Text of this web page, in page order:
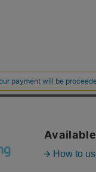
コーポレートサイト